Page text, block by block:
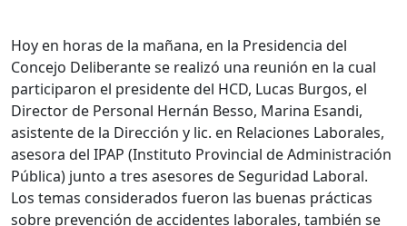
Hoy en horas de la mañana, en la Presidencia del
Concejo Deliberante se realizó una reunión en la cual
participaron el presidente del HCD, Lucas Burgos, el
Director de Personal Hernán Besso, Marina Esandi,
asistente de la Dirección y lic. en Relaciones Laborales,
asesora del IPAP (Instituto Provincial de Administración
Pública) junto a tres asesores de Seguridad Laboral.
Los temas considerados fueron las buenas prácticas
sobre prevención de accidentes laborales, también se